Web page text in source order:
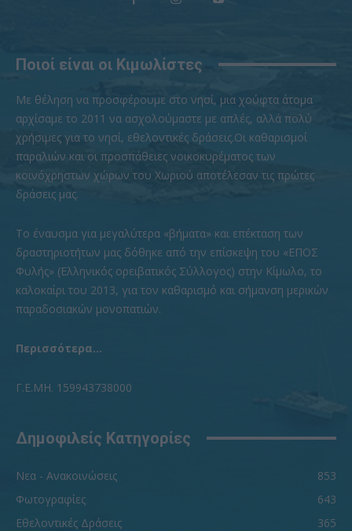
Ποιοί είναι οι Κιμωλίστες
Με θέληση να προσφέρουμε στο νησί, μια χούφτα άτομα
αρχίσαμε το 2011 να ασχολούμαστε με απλές, αλλά πολύ
χρήσιμες για το νησί, εθελοντικές δράσεις.Οι καθαρισμοί
παραλιών και οι προσπάθειες νοικοκυρέματος των
κοινόχρηστων χώρων του Χωριού αποτέλεσαν τις πρώτες
δράσεις μας.
To έναυσμα για μεγαλύτερα «βήματα» και επέκταση των
δραστηριοτήτων μας δόθηκε από την επίσκεψη του «ΕΠΟΣ
Φυλής» (Ελληνικός ορειβατικός Σύλλογος) στην Κίμωλο, το
καλοκαίρι του 2013, για τον καθαρισμό και σήμανση μερικών
παραδοσιακών μονοπατιών.
Περισσότερα...
Γ.Ε.ΜΗ. 159943738000
Δημοφιλείς Κατηγορίες
Νεα - Ανακοινώσεις
853
Φωτογραφίες
643
Εθελοντικές Δράσεις
365